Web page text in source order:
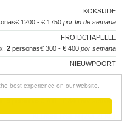
best experience on our website.
KOKSIJDE
€ 1200 - € 1750 por fin de semana
FROIDCHAPELLE
€ 300 - € 400 por semana
2 personas
NIEUWPOORT
€ 700 - € 840por semana
5personas
KLUISBERGEN (ZULZEKE)